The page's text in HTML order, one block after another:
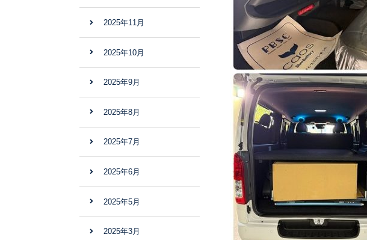
2025年11月
2025年10月
2025年9月
2025年8月
2025年7月
2025年6月
2025年5月
2025年3月